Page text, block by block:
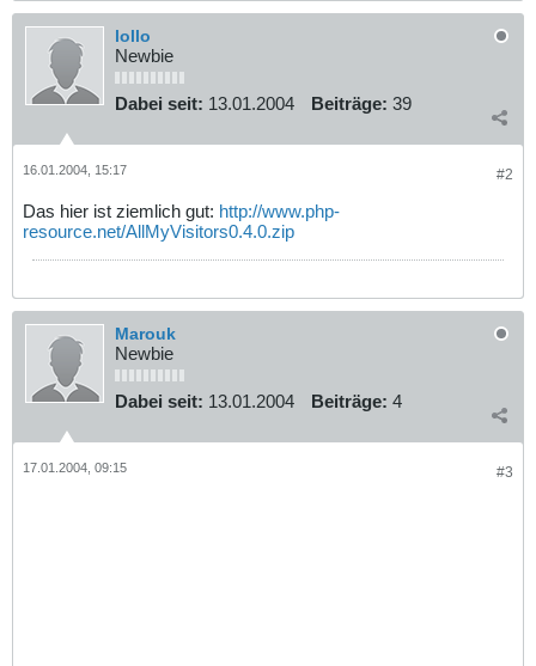
lollo
Newbie
Dabei seit: 13.01.2004 Beiträge: 39
#2
16.01.2004, 15:17
Das hier ist ziemlich gut: http://www.php-
resource.net/AllMyVisitors0.4.0.zip
Marouk
Newbie
Dabei seit: 13.01.2004 Beiträge: 4
#3
17.01.2004, 09:15